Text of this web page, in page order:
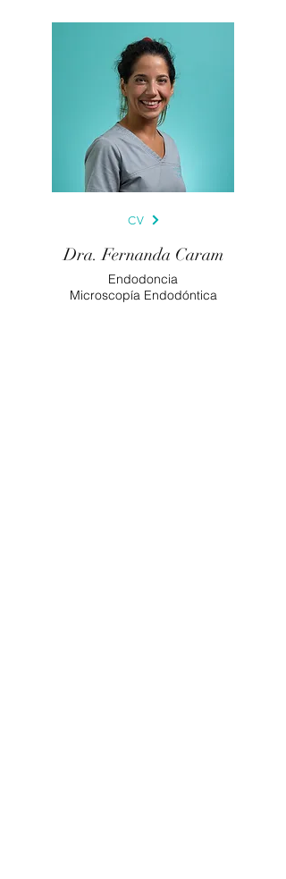
CV
Dra. Fernanda Caram
Endodoncia
Microscopía Endodóntica